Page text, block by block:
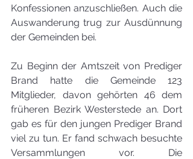
Konfessionen anzuschließen. Auch die
Auswanderung trug zur Ausdünnung
der Gemeinden bei.
Zu Beginn der Amtszeit von Prediger
Brand hatte die Gemeinde 123
Mitglieder, davon gehörten 46 dem
früheren Bezirk Westerstede an. Dort
gab es für den jungen Prediger Brand
viel zu tun. Er fand schwach besuchte
Versammlungen vor. Die